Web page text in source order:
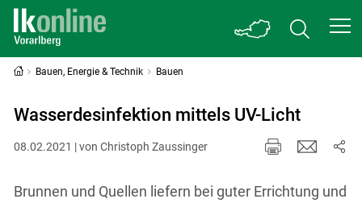
Bauen, Energie & Technik Bauen
Wasserdesinfektion mittels UV-Licht
08.02.2021 | von Christoph Zaussinger
Brunnen und Quellen liefern bei guter Errichtung und